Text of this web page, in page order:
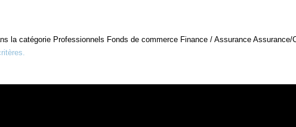
la catégorie Professionnels Fonds de commerce Finance / Assurance